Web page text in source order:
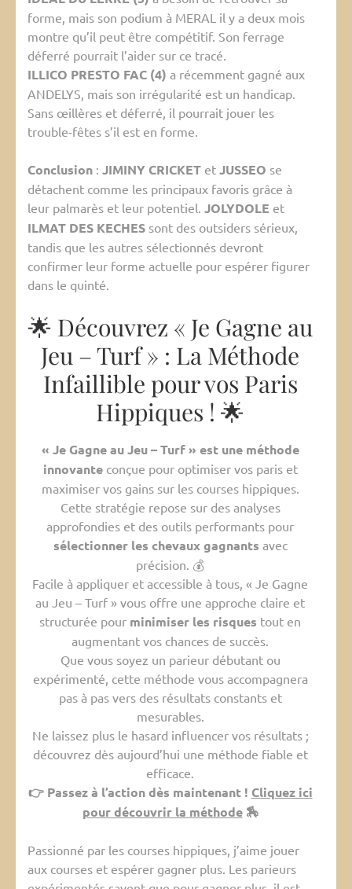
forme, mais son podium à MERAL il y a deux mois
montre qu’il peut être compétitif. Son ferrage
déferré pourrait l’aider sur ce tracé.
ILLICO PRESTO FAC (4) a récemment gagné aux
ANDELYS, mais son irrégularité est un handicap.
Sans œillères et déferré, il pourrait jouer les
trouble-fêtes s’il est en forme.
Conclusion : JIMINY CRICKET et JUSSEO se
détachent comme les principaux favoris grâce à
leur palmarès et leur potentiel. JOLYDOLE et
ILMAT DES KECHES sont des outsiders sérieux,
tandis que les autres sélectionnés devront
confirmer leur forme actuelle pour espérer figurer
dans le quinté.
🌟 Découvrez « Je Gagne au
Jeu – Turf » : La Méthode
Infaillible pour vos Paris
Hippiques ! 🌟
« Je Gagne au Jeu – Turf » est une méthode
innovanteconçue pour optimiser vos paris et
maximiser vos gains sur les courses hippiques.
Cette stratégie repose sur des analyses
approfondies et des outils performants pour
sélectionner les chevaux gagnants avec
précision. 💰
Facile à appliquer et accessible à tous, « Je Gagne
au Jeu – Turf » vous offre une approche claire et
structurée pour minimiser les risques tout en
augmentant vos chances de succès.
Que vous soyez un parieur débutant ou
expérimenté, cette méthode vous accompagnera
pas à pas vers des résultats constants et
mesurables.
Ne laissez plus le hasard influencer vos résultats ;
découvrez dès aujourd’hui une méthode fiable et
efficace.
👉 Passez à l’action dès maintenant ! Cliquez ici
pour découvrir la méthode🏇
Passionné par les courses hippiques, j’aime jouer
aux courses et espérer gagner plus. Les parieurs